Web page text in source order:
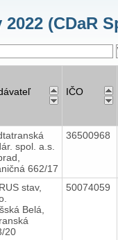
2022 (CDaR
IČO
spol. a.s.
662/17
36500968
stav,
Belá,
20
50074059